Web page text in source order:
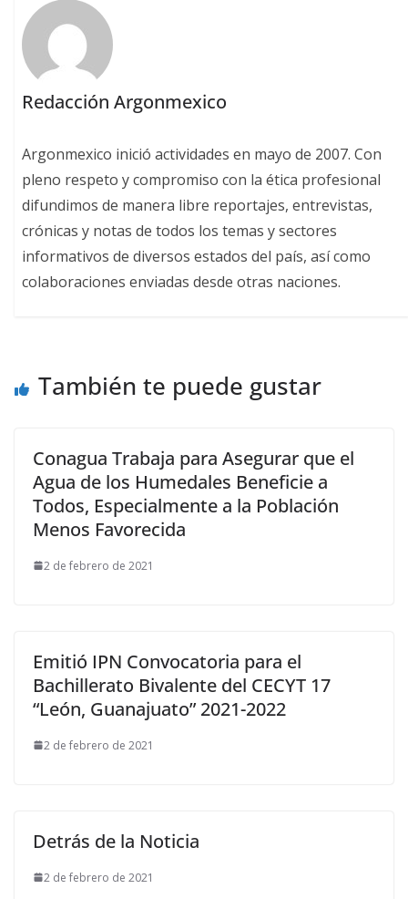
Redacción Argonmexico
Argonmexico inició actividades en mayo de 2007. Con
pleno respeto y compromiso con la ética profesional
difundimos de manera libre reportajes, entrevistas,
crónicas y notas de todos los temas y sectores
informativos de diversos estados del país, así como
colaboraciones enviadas desde otras naciones.
También te puede gustar
Conagua Trabaja para Asegurar que el
Agua de los Humedales Beneficie a
Todos, Especialmente a la Población
Menos Favorecida
2 de febrero de 2021
Emitió IPN Convocatoria para el
Bachillerato Bivalente del CECYT 17
“León, Guanajuato” 2021-2022
2 de febrero de 2021
Detrás de la Noticia
2 de febrero de 2021